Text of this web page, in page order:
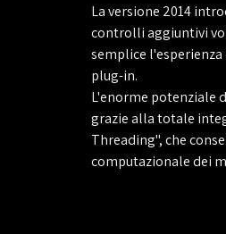
La versione 2014
controlli aggiuntivi
semplice
plug-in.
L'enorme potenziale
grazie alla totale
Threading", che
computazionale dei